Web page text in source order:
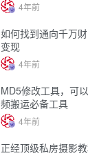
4年前
如何找到通向千万
变现
4年前
MD5修改工具，可
频搬运必备工具
4年前
正经顶级私房摄影